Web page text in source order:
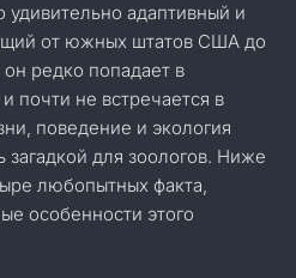
адаптивный и
от южных штатов США до
редко попадает в
почти не встречается в
поведение и экология
загадкой для зоологов. Ниже
любопытных факта,
особенности этого